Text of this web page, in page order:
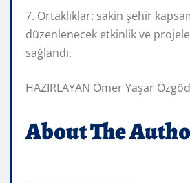
7. Ortaklıklar: sakin şehir
düzenlenecek etkinlik ve
sağlandı.
HAZIRLAYAN Ömer Yaşar
About The